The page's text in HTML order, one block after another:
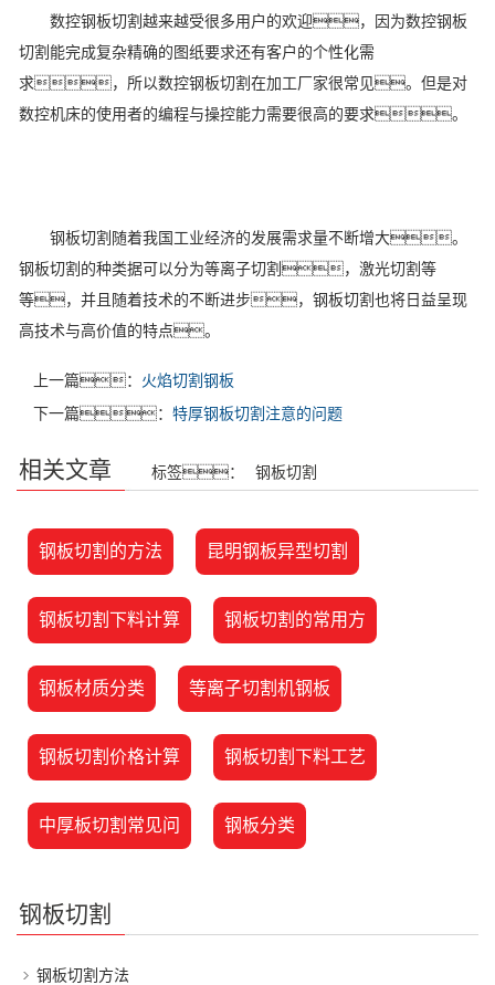
数控钢板切割越来越受很多用户的欢迎，因为数控钢板
切割能完成复杂精确的图纸要求还有客户的个性化需
求，所以数控钢板切割在加工厂家很常见。但是对
数控机床的使用者的编程与操控能力需要很高的要求。
钢板切割随着我国工业经济的发展需求量不断增大。
钢板切割的种类据可以分为等离子切割，激光切割等
等，并且随着技术的不断进步，钢板切割也将日益呈现
高技术与高价值的特点。
上一篇： 火焰切割钢板
下一篇： 特厚钢板切割注意的问题
相关文章 标签： 钢板切割
钢板切割的方法 昆明钢板异型切割
钢板切割下料计算 钢板切割的常用方
钢板材质分类 等离子切割机钢板
钢板切割价格计算 钢板切割下料工艺
中厚板切割常见问 钢板分类
钢板切割
钢板切割方法